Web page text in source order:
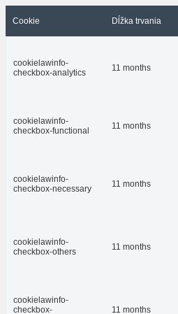
Cookie Dĺžka trvania
cookielawinfo-
checkbox-analytics
11 months
cookielawinfo-
checkbox-functional
11 months
cookielawinfo-
checkbox-necessary
11 months
cookielawinfo-
checkbox-others
11 months
cookielawinfo-
checkbox-
11 months